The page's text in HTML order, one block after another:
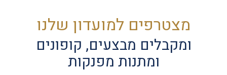
מצטרפים למועדון שלנו
ומקבלים מבצעים, קופונים
ומתנות מפנקות